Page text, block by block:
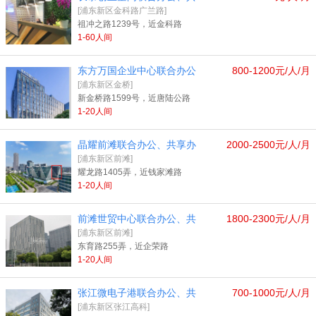
[浦东新区金科路广兰路]
祖冲之路1239号，近金科路
1-60人间
800-1200元/人/月
东方万国企业中心联合办公
[浦东新区金桥]
新金桥路1599号，近唐陆公路
1-20人间
2000-2500元/人/月
晶耀前滩联合办公、共享办
[浦东新区前滩]
耀龙路1405弄，近钱家滩路
1-20人间
1800-2300元/人/月
前滩世贸中心联合办公、共
[浦东新区前滩]
东育路255弄，近企荣路
1-20人间
700-1000元/人/月
张江微电子港联合办公、共
[浦东新区张江高科]